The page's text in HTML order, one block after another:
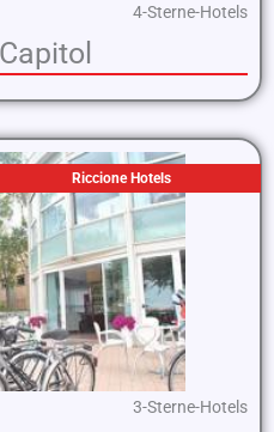
4-Sterne-Hotels
Riccione Hotels
3-Sterne-Hotels